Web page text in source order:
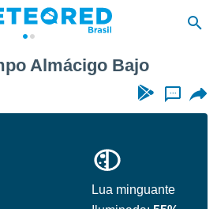
Almácigo Bajo
...
Lua minguante